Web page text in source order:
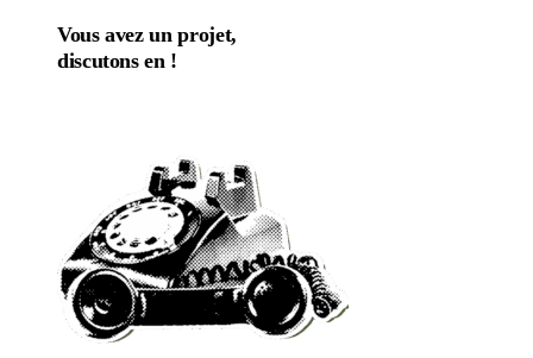
Vous avez un projet,
discutons en !